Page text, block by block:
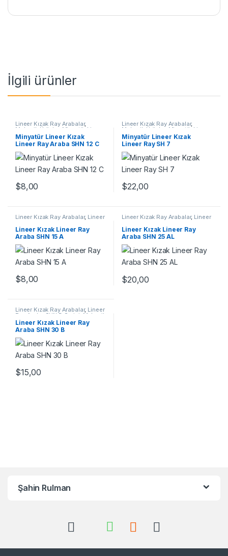
İlgili ürünler
Lineer Kızak Ray Arabalar,
Mekanik Ürünler Minyatür Lineer
Ray Araba SHN C Serisi
Minyatür Lineer Kızak
Lineer Ray Araba SHN 12 C
$8,00
Lineer Kızak Ray Arabalar,
Mekanik Ürünler Minyatür Lineer
Kızak Lineer Ray SH Serisi
Minyatür Lineer Kızak
Lineer Ray SH 7
$22,00
Lineer Kızak Ray Arabalar, Lineer
Ürünler, Ray ve Arabalar
Lineer Kızak Lineer Ray
Araba SHN 15 A
$8,00
Lineer Kızak Ray Arabalar, Lineer
Mekanik Ürünler
Lineer Kızak Lineer Ray
Araba SHN 25 AL
$20,00
Lineer Kızak Ray Arabalar, Lineer
Ray Araba SHN B Serisi Mekanik
Ürünler
Lineer Kızak Lineer Ray
Araba SHN 30 B
$15,00
Şahin Rulman